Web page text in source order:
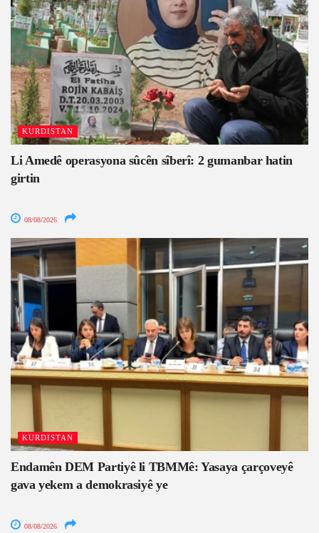
KURDISTAN
Li Amedê operasyona sûcên sîberî: 2 gumanbar hatin
girtin
08/08/2026
KURDISTAN
Endamên DEM Partiyê li TBMMê: Yasaya çarçoveyê
gava yekem a demokrasiyê ye
08/08/2026